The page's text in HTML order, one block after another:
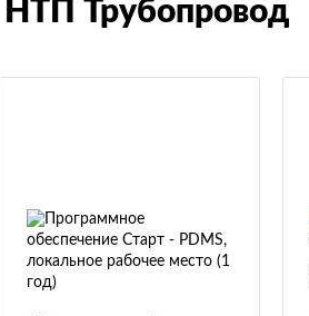
Трубопровод